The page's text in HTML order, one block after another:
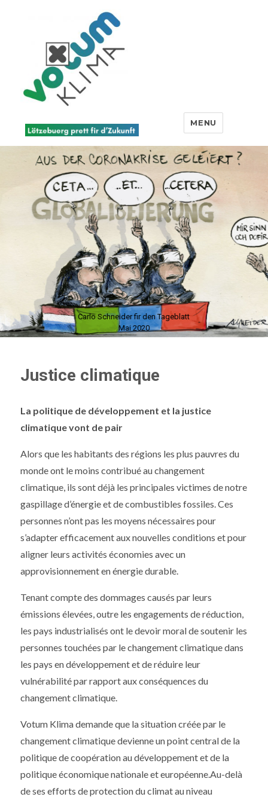
Votum Klima MENU
Carlo Schneider fir den Tageblatt
Mai 2020
Justice climatique
La politique de développement et la justice
climatique vont de pair
Alors que les habitants des régions les plus pauvres du
monde ont le moins contribué au changement
climatique, ils sont déjà les principales victimes de notre
gaspillage d’énergie et de combustibles fossiles. Ces
personnes n’ont pas les moyens nécessaires pour
s’adapter efficacement aux nouvelles conditions et pour
aligner leurs activités économies avec un
approvisionnement en énergie durable.
Tenant compte des dommages causés par leurs
émissions élevées, outre les engagements de réduction,
les pays industrialisés ont le devoir moral de soutenir les
personnes touchées par le changement climatique dans
les pays en développement et de réduire leur
vulnérabilité par rapport aux conséquences du
changement climatique.
Votum Klima demande que la situation créée par le
changement climatique devienne un point central de la
politique de coopération au développement et de la
politique économique nationale et européenne.Au-delà
de ses efforts de protection du climat au niveau